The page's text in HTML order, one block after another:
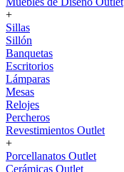
+
Sillas
Sillón
Banquetas
Escritorios
Lámparas
Mesas
Relojes
Percheros
Revestimientos Outlet
+
Porcellanatos Outlet
Cerámicas Outlet